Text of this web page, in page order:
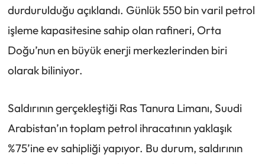
durdurulduğu açıklandı. Günlük 550 bin varil petrol
işleme kapasitesine sahip olan rafineri, Orta
Doğu’nun en büyük enerji merkezlerinden biri
olarak biliniyor.
Saldırının gerçekleştiği Ras Tanura Limanı, Suudi
Arabistan’ın toplam petrol ihracatının yaklaşık
%75’ine ev sahipliği yapıyor. Bu durum, saldırının